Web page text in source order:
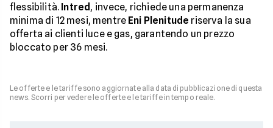
flessibilità. Intred , invece, richiede una permanenza
minima di 12 mesi, mentre Eni Plenitude riserva la sua
offerta ai clienti luce e gas, garantendo un prezzo
bloccato per 36 mesi.
Le offerte e le tariffe sono aggiornate alla data di pubblicazione di questa
news. Scorri per vedere le offerte e le tariffe in tempo reale.